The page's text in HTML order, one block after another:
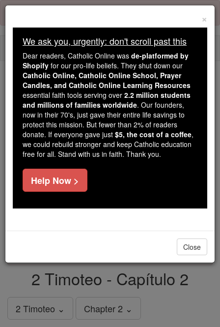
Skip
content
We ask you, urgently: don't scroll past this
Dear readers, Catholic Online
wasde-platformed by Shopify
for our pro-life beliefs. They
shut down ourCatholic
Online, Catholic Online School, Prayer Candles, and
tools serving over
families worldwide. Our founders, now in their 70's,
and keep Catholic education free for all. Stand with us
2 Timoteo - Capítulo 2
2 Timoteo ⌄ Chapter 2 ⌄
×
We ask you, urgently: don't scroll past this
Dear readers, Catholic Online was de-platformed by
Shopify for our pro-life beliefs. They shut down our
Catholic Online, Catholic Online School, Prayer
Candles, and Catholic Online Learning Resources
essential faith tools serving over 2.2 million students
and millions of families worldwide. Our founders,
now in their 70's, just gave their entire life savings to
protect this mission. But fewer than 2% of readers
donate. If everyone gave just $5, the cost of a coffee,
we could rebuild stronger and keep Catholic education
free for all. Stand with us in faith. Thank you.
Help Now >
Close